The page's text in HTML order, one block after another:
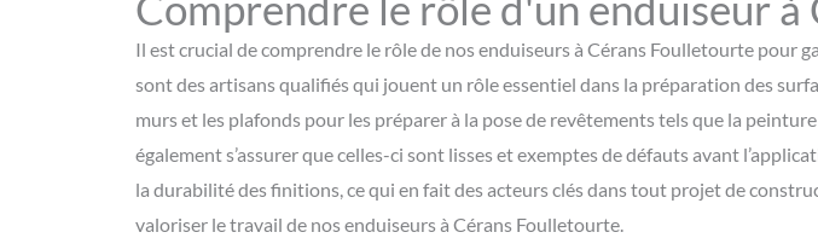
Il est crucial de comprendre le rôle de nos enduiseurs à Cérans Foulletourte
sont des artisans qualifiés qui jouent un rôle essentiel dans la préparation des
murs et les plafonds pour les préparer à la pose de revêtements tels que la
également s’assurer que celles-ci sont lisses et exemptes de défauts avant
la durabilité des finitions, ce qui en fait des acteurs clés dans tout projet de
valoriser le travail de nos enduiseurs à Cérans Foulletourte.